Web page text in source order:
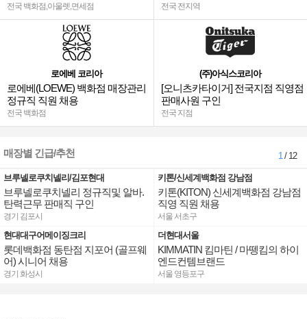
전국 백화점,아울렛,면세점
로에베 코리아
로에베(LOEWE) 백화점 매장관리
정규직 직원 채용
전국 백화점
전국 전지역
(주)아식스코리아
[오니츠카타이거] 전국지점 직영점
판매사원 구인
전국 지점
매장별 긴급/추천 1/ 12
브루넬로쿠치넬리/김포현대
브루넬로쿠치넬리 정규직및 알바.
탄력근무 판매직 구인
경기 김포시
현대대구어메이징크리
롯데백화점 동탄점 지포어 (골프웨
어) 시니어 채용
경기 화성시
키톤/신세계백화점 강남점
키톤(KITON) 신세계백화점 강남점
직영 직원 채용
서울 서초구
더현대서울
KIMMATIN 킴마틴 / 마뗑킴의 하이
엔드컨템브랜드
서울 영등포구